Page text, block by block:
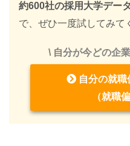
約600社の採用大学データ
で、ぜひ一度試してみて
\ 自分が今どの企
自分の就職
（就職